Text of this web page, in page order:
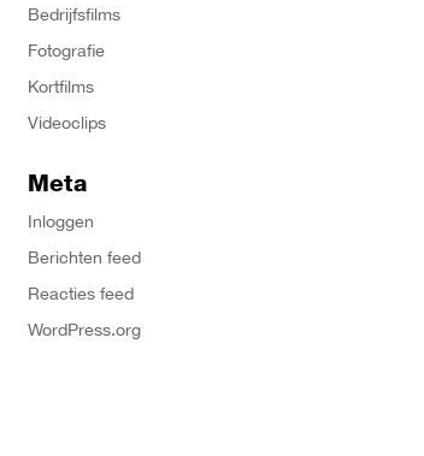
Bedrijfsfilms
Fotografie
Kortfilms
Videoclips
Meta
Inloggen
Berichten feed
Reacties feed
WordPress.org